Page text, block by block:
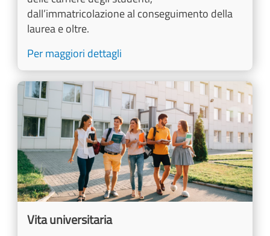
dall’immatricolazione al conseguimento della
laurea e oltre.
Per maggiori dettagli
Image
Vita universitaria